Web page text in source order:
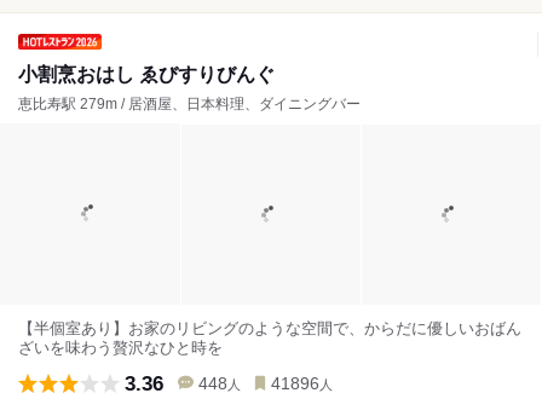
小割烹おはし ゑびすりびんぐ
恵比寿駅 279m / 居酒屋、日本料理、ダイニングバー
【半個室あり】お家のリビングのような空間で、からだに優しいおばん
ざいを味わう贅沢なひと時を
3.36 448 人 41896 人